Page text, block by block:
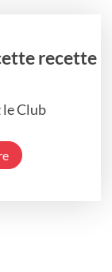
recette
Club